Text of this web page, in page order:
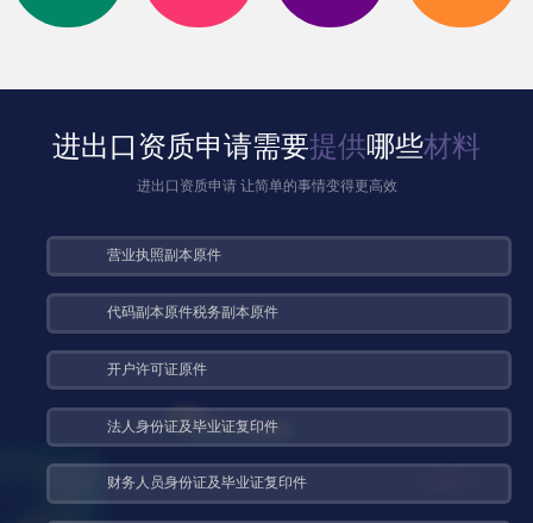
进出口资质申请需要提供哪些材料
进出口资质申请 让简单的事情变得更高效
营业执照副本原件
代码副本原件税务副本原件
开户许可证原件
法人身份证及毕业证复印件
财务人员身份证及毕业证复印件